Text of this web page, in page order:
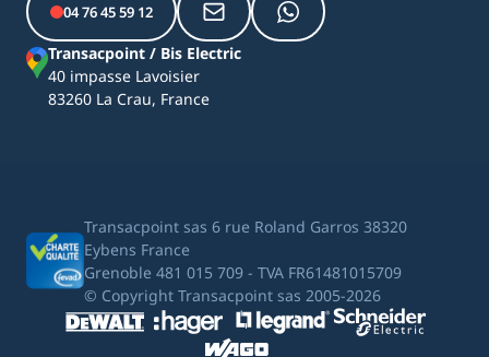
04 76 45 59 12
Transacpoint / Bis Electric
40 impasse Lavoisier
83260 La Crau, France
Transacpoint sas 6 rue Roland Garros 38320
Eybens France
Grenoble 481 015 709 - TVA FR61481015709
© Copyright Transacpoint sas 2005-2026